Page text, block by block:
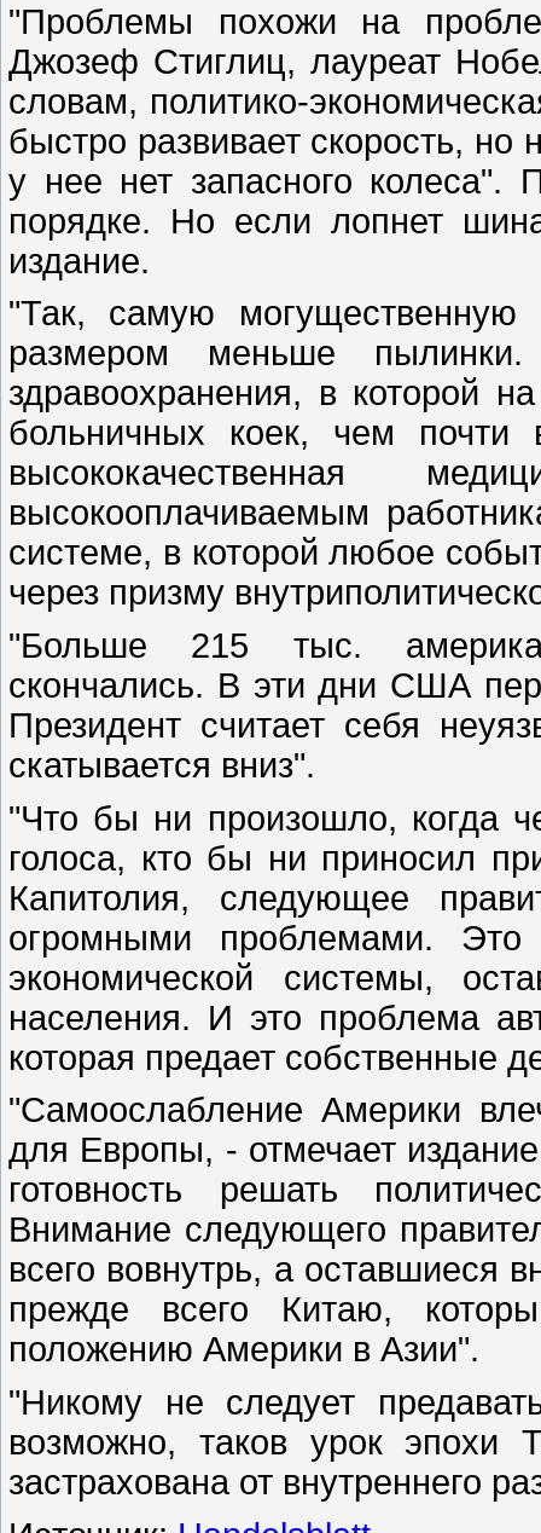
"Проблемы похожи на
Джозеф Стиглиц, лауреат
словам, политико-
быстро развивает скорость, но
у нее нет запасного колеса".
порядке. Но если лопнет
издание.
"Так, самую
размером меньше
здравоохранения, в которой
больничных коек, чем
высококачественная
высокооплачиваемым
системе, в которой любое
через призму
"Больше 215 тыс.
скончались. В эти дни США
Президент считает себя
скатывается вниз".
"Что бы ни произошло, когда
голоса, кто бы ни приносил
Капитолия, следующее
огромными проблемами.
экономической системы,
населения. И это проблема
которая предает собственные
"Самоослабление Америки
для Европы, - отмечает
готовность решать
Внимание следующего
всего вовнутрь, а оставшиеся
прежде всего Китаю,
положению Америки в Азии".
"Никому не следует
возможно, таков урок эпохи
застрахована от внутреннего